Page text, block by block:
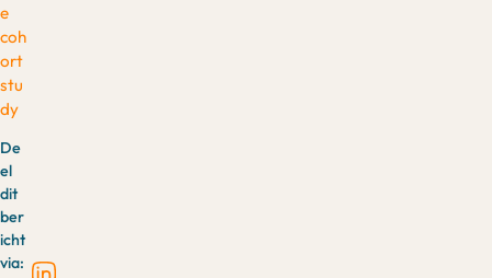
e
coh
ort
stu
dy
De
el
dit
ber
icht
via: